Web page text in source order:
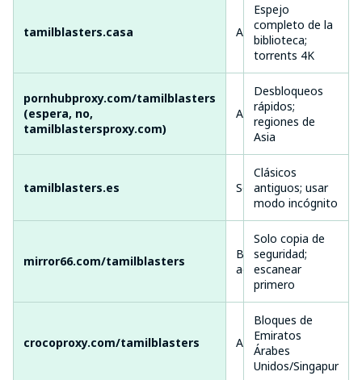
tamilblasters.casa Activo
Espejo
completo de la
biblioteca;
torrents 4K
pornhubproxy.com/tamilblasters
(espera, no,
tamilblastersproxy.com)
Activo
Desbloqueos
rápidos;
regiones de
Asia
tamilblasters.es Semiactivo
Clásicos
antiguos; usar
modo incógnito
mirror66.com/tamilblasters
Bajo tiempo de
actividad
Solo copia de
seguridad;
escanear
primero
crocoproxy.com/tamilblasters Activo
Bloques de
Emiratos
Árabes
Unidos/Singapur